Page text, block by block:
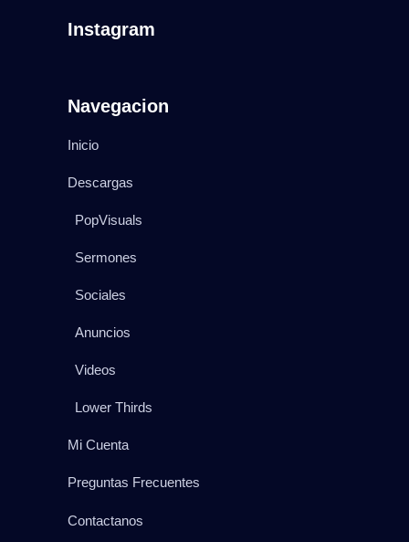
Instagram
Navegacion
Inicio
Descargas
PopVisuals
Sermones
Sociales
Anuncios
Videos
Lower Thirds
Mi Cuenta
Preguntas Frecuentes
Contactanos